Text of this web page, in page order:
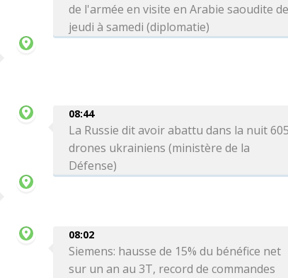
de l'armée en visite en Arabie saoudite
jeudi à samedi (diplomatie)
08:44
La Russie dit avoir abattu dans la nuit
drones ukrainiens (ministère de la
Défense)
08:02
Siemens: hausse de 15% du bénéfice net
sur un an au 3T, record de commandes